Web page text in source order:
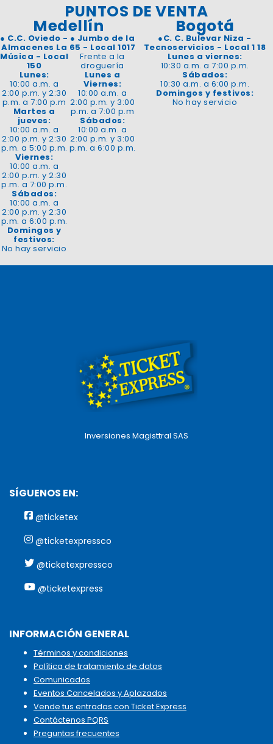
PUNTOS DE VENTA
Medellín
● C.C. Oviedo -
Almacenes La
Música - Local
150
Lunes:
10:00 a.m. a
2:00 p.m. y 2:30
p.m. a 7:00 p.m
Martes a
jueves:
10:00 a.m. a
2:00 p.m. y 2:30
p.m. a 5:00 p.m.
Viernes:
10:00 a.m. a
2:00 p.m. y 2:30
p.m. a 7:00 p.m.
Sábados:
10:00 a.m. a
2:00 p.m. y 2:30
p.m. a 6:00 p.m.
Domingos y
festivos:
No hay servicio
● Jumbo de la
65 - Local 1017
Frente a la
droguería
Lunes a
Viernes:
10:00 a.m. a
2:00 p.m. y 3:00
p.m. a 7:00 p.m
Sábados:
10:00 a.m. a
2:00 p.m. y 3:00
p.m. a 6:00 p.m.
Bogotá
●C. C. Bulevar Niza -
Tecnoservicios - Local 1 18
Lunes a viernes:
10:30 a.m. a 7:00 p.m.
Sábados:
10:30 a.m. a 6:00 p.m.
Domingos y festivos:
No hay servicio
Inversiones Magisttral SAS
SÍGUENOS EN:
@ticketex
@ticketexpressco
@ticketexpressco
@ticketexpress
INFORMACIÓN GENERAL
Términos y condiciones
Política de tratamiento de datos
Comunicados
Eventos Cancelados y Aplazados
Vende tus entradas con Ticket Express
Contáctenos PQRS
Preguntas frecuentes